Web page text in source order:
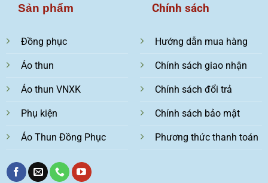
Sản phẩm
Đồng phục
Áo thun
Áo thun VNXK
Phụ kiện
Áo Thun Đồng Phục
Chính sách
Hướng dẫn mua hàng
Chính sách giao nhận
Chính sách đổi trả
Chính sách bảo mật
Phương thức thanh toán